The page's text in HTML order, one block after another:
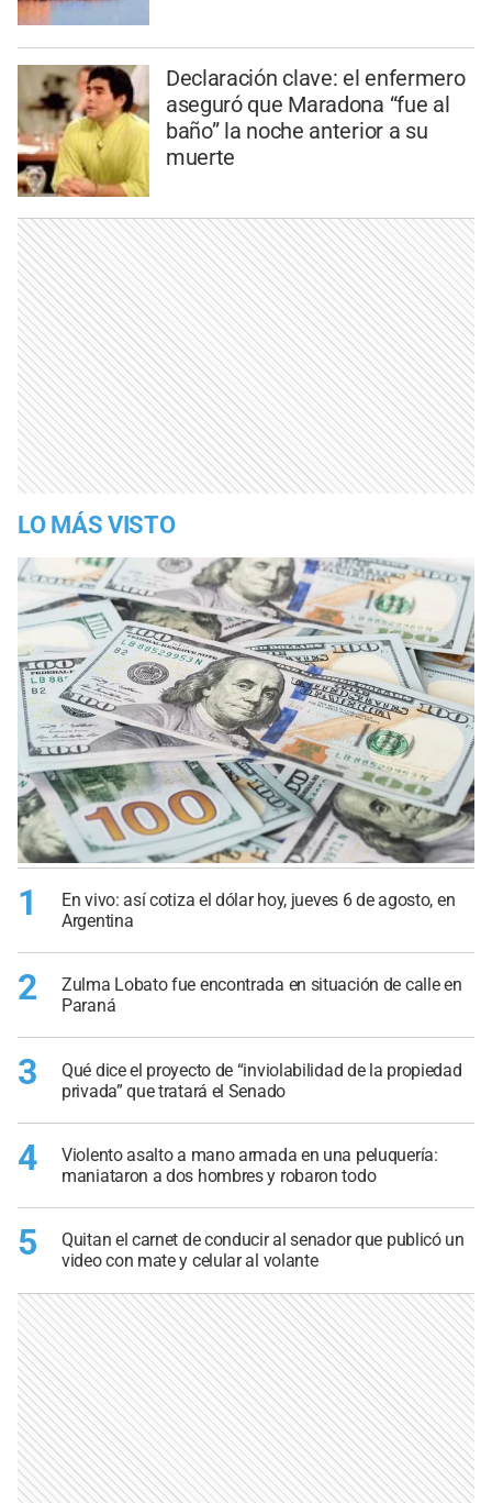
Declaración clave: el enfermero
aseguró que Maradona “fue al
baño” la noche anterior a su
muerte
LO MÁS VISTO
1
En vivo: así cotiza el dólar hoy, jueves 6 de agosto, en
Argentina
2
Zulma Lobato fue encontrada en situación de calle en
Paraná
3
Qué dice el proyecto de “inviolabilidad de la propiedad
privada” que tratará el Senado
4
Violento asalto a mano armada en una peluquería:
maniataron a dos hombres y robaron todo
5
Quitan el carnet de conducir al senador que publicó un
video con mate y celular al volante